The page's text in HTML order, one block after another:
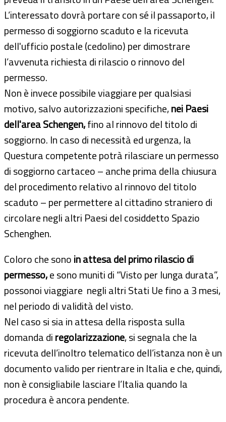
L’interessato dovrà portare con sé il passaporto, il
permesso di soggiorno scaduto e la ricevuta
dell'ufficio postale (cedolino) per dimostrare
l’avvenuta richiesta di rilascio o rinnovo del
permesso.
Non è invece possibile viaggiare per qualsiasi
motivo, salvo autorizzazioni specifiche,nei Paesi
dell'area Schengen,fino al rinnovo del titolo di
soggiorno. In caso di necessità ed urgenza, la
Questura competente potrà rilasciare un permesso
di soggiorno cartaceo – anche prima della chiusura
del procedimento relativo al rinnovo del titolo
scaduto – per permettere al cittadino straniero di
circolare negli altri Paesi del cosiddetto Spazio
Schenghen.
Coloro che sonoin attesa del primo rilascio di
permesso,e sono muniti di “Visto per lunga durata”,
possonoi viaggiare negli altri Stati Ue fino a 3 mesi,
nel periodo di validità del visto.
Nel caso si sia in attesa della risposta sulla
domanda diregolarizzazione, si segnala che la
ricevuta dell’inoltro telematico dell’istanza non è un
documento valido per rientrare in Italia e che, quindi,
non è consigliabile lasciare l’Italia quando la
procedura è ancora pendente.